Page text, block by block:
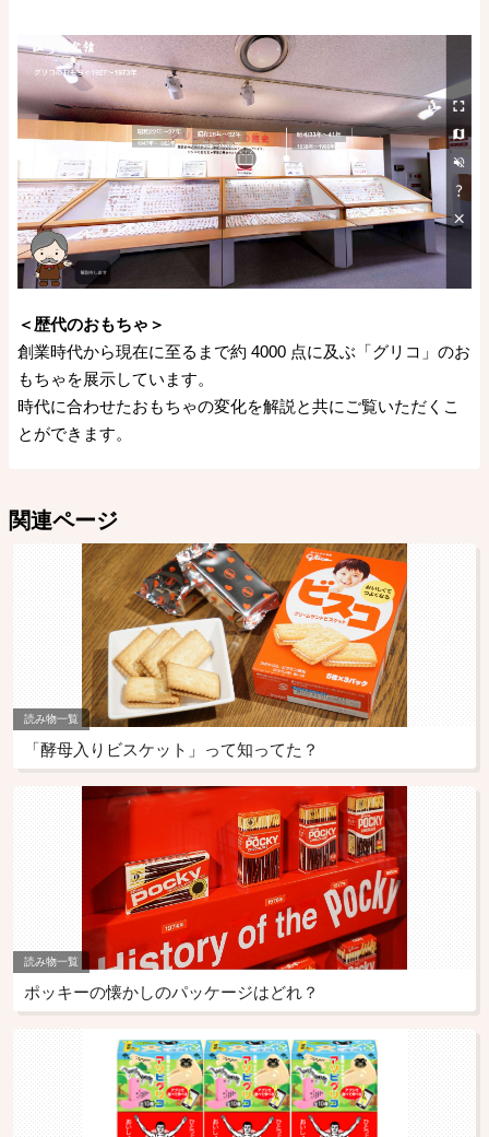
＜歴代のおもちゃ＞
創業時代から現在に至るまで約 4000 点に及ぶ「グリコ」のお
もちゃを展示しています。
時代に合わせたおもちゃの変化を解説と共にご覧いただくこ
とができます。
関連ページ
読み物一覧
「酵母入りビスケット」って知ってた？
読み物一覧
ポッキーの懐かしのパッケージはどれ？